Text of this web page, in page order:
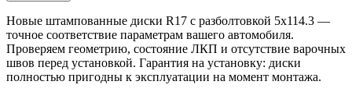
Новые штампованные диски R17 с разболтовкой 5x114.3 —
точное соответствие параметрам вашего автомобиля.
Проверяем геометрию, состояние ЛКП и отсутствие варочных
швов перед установкой. Гарантия на установку: диски
полностью пригодны к эксплуатации на момент монтажа.